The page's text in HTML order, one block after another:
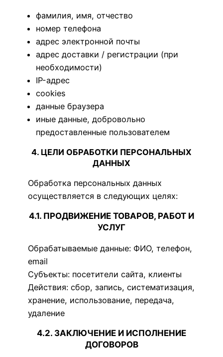
фамилия, имя, отчество
номер телефона
адрес электронной почты
адрес доставки / регистрации (при
необходимости)
IP-адрес
cookies
данные браузера
иные данные, добровольно
предоставленные пользователем
4. ЦЕЛИ ОБРАБОТКИ ПЕРСОНАЛЬНЫХ
ДАННЫХ
Обработка персональных данных
осуществляется в следующих целях:
4.1. ПРОДВИЖЕНИЕ ТОВАРОВ, РАБОТ И
УСЛУГ
Обрабатываемые данные: ФИО, телефон,
email
Субъекты: посетители сайта, клиенты
Действия: сбор, запись, систематизация,
хранение, использование, передача,
удаление
4.2. ЗАКЛЮЧЕНИЕ И ИСПОЛНЕНИЕ
ДОГОВОРОВ